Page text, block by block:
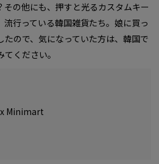
の他にも、押すと光るカスタムキー
行っている韓国雑貨たち。娘に買っ
ので、気になっていた方は、韓国で
ください。
Minimart